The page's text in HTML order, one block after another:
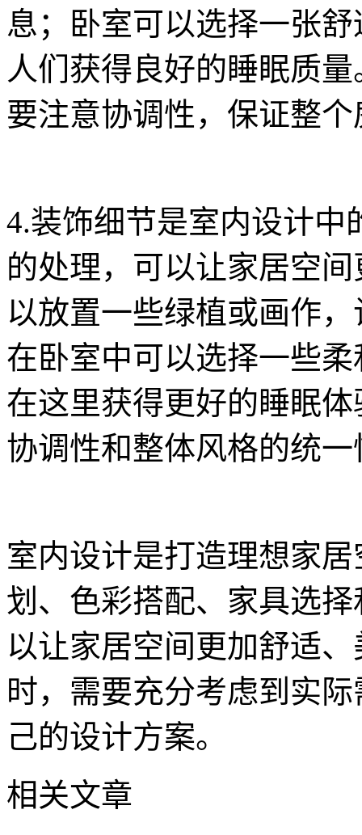
息；卧室可以选择一张
人们获得良好的睡眠质
要注意协调性，保证整
4.装饰细节是室内设计中
的处理，可以让家居空
以放置一些绿植或画作
在卧室中可以选择一些
在这里获得更好的睡眠
协调性和整体风格的统一
室内设计是打造理想家
划、色彩搭配、家具选
以让家居空间更加舒适
时，需要充分考虑到实
己的设计方案。
相关文章